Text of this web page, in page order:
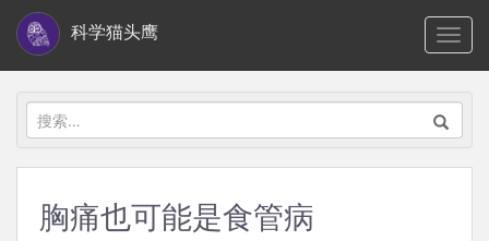
i
科学猫头鹰
搜
索：
胸痛也可能是食管病